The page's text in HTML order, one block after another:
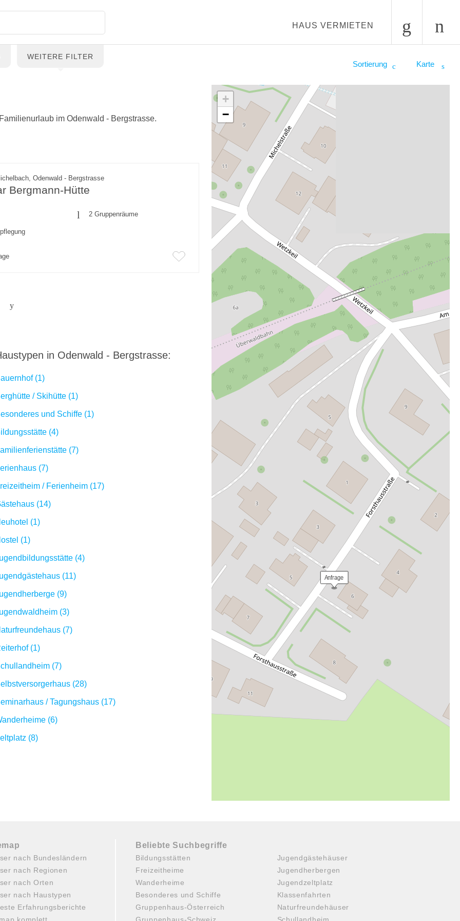
HAUS VERMIETEN
WEITERE FILTER
Karte
Sortierung
im Odenwald - Bergstrasse.
Odenwald - Bergstrasse
Bergmann-Hütte
2 Gruppenräume
in Odenwald - Bergstrasse:
(1)
/ Skihütte (1)
und Schiffe (1)
(4)
(7)
(7)
/ Ferienheim (17)
(14)
(1)
(1)
(4)
(11)
(9)
(3)
(7)
(1)
(7)
(28)
/ Tagungshaus (17)
(6)
(8)
Anfrage
+
−
nach Bundesländern
nach Regionen
nach Orten
nach Haustypen
Erfahrungsberichte
Beliebte Suchbegriffe
Bildungsstätten
Freizeitheime
Wanderheime
Besonderes und Schiffe
Gruppenhaus-Österreich
Jugendgästehäuser
Jugendherbergen
Jugendzeltplatz
Klassenfahrten
Naturfreundehäuser